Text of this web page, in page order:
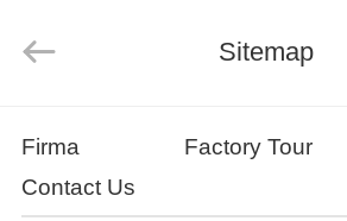
PRODUKTE
Rights
Reserved.
Sitemap
Firma Factory Tour
Contact Us